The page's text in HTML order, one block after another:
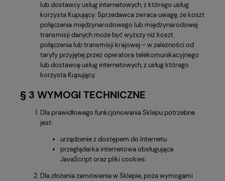
lub dostawcy usług internetowych, z którego usług
korzysta Kupujący. Sprzedawca zwraca uwagę, że koszt
połączenia międzynarodowego lub międzynarodowej
transmisji danych może być wyższy niż koszt
połączenia lub transmisji krajowej – w zależności od
taryfy przyjętej przez operatora telekomunikacyjnego
lub dostawcę usług internetowych, z usług którego
korzysta Kupujący.
§ 3 WYMOGI TECHNICZNE
Dla prawidłowego funkcjonowania Sklepu potrzebne
jest:
urządzenie z dostępem do Internetu
przeglądarka internetowa obsługująca
JavaScript oraz pliki cookies.
Dla złożenia zamówienia w Sklepie, poza wymogami